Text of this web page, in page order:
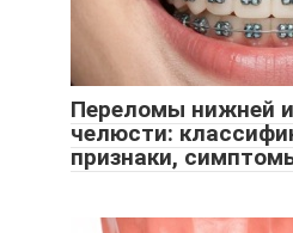
Переломы нижней
челюсти:
признаки,